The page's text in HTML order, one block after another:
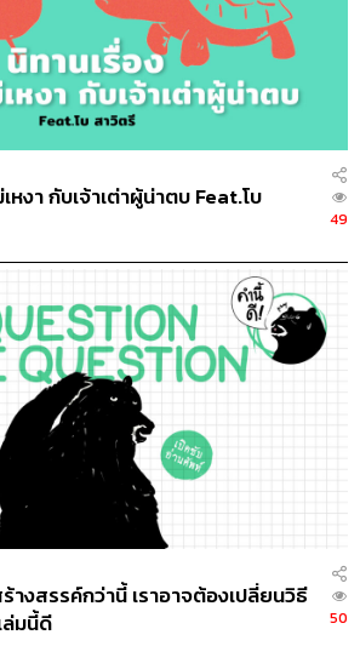
หงา กับเจ้าเต่าผู้น่าตบ Feat.โบ
49
งสรรค์กว่านี้ เราอาจต้องเปลี่ยนวิธี
ล่มนี้ดี
50